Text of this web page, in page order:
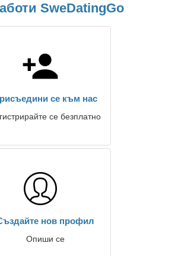
SweDatingGo
се към нас
се безплатно
нов профил
Опиши се